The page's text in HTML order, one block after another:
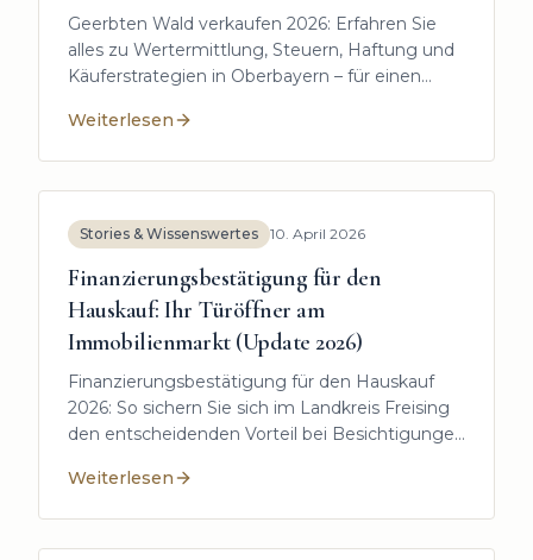
Geerbten Wald verkaufen 2026: Erfahren Sie
alles zu Wertermittlung, Steuern, Haftung und
Käuferstrategien in Oberbayern – für einen
Weiterlesen
:Geerbten Wald verkaufen: Der ultimative Leitfaden
Stories & Wissenswertes 10. April 2026
Finanzierungsbestätigung für den
Hauskauf: Ihr Türöffner am
Immobilienmarkt (Update 2026)
Finanzierungsbestätigung für den Hauskauf
2026: So sichern Sie sich im Landkreis Freising
den entscheidenden Vorteil bei Besichtigungen
Weiterlesen
:Finanzierungsbestätigung für den Hauskauf: Ihr